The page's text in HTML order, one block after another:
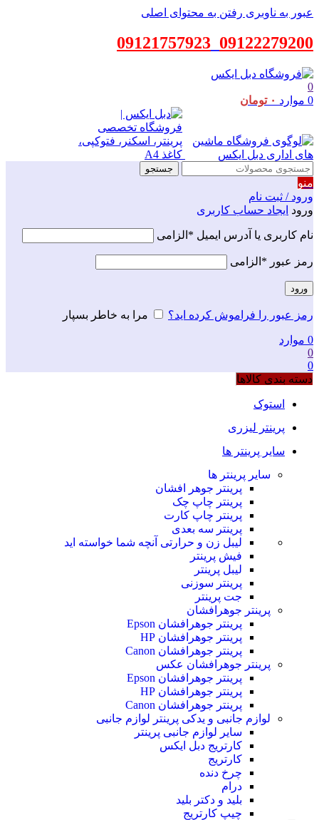
عبور به ناوبری رفتن به محتوای اصلی
09122279200
09121757923
0
0 موارد ۰ تومان
جستجو
منو
ورود / ثبت نام
ورود ایجاد حساب کاربری
نام کاربری یا آدرس ایمیل * الزامی
رمز عبور * الزامی
ورود
رمز عبور را فراموش کرده اید؟ مرا به خاطر بسپار
0 موارد
0
0
دسته بندی کالاها
استوک
پرینتر لیزری
سایر پرینتر ها
سایر پرینتر ها
پرینتر جوهر افشان
پرینتر چاپ چک
پرینتر چاپ کارت
پرینتر سه بعدی
لیبل زن و حرارتی آنچه شما خواسته اید
فیش پرینتر
لیبل پرینتر
پرینتر سوزنی
جت پرینتر
پرینتر جوهرافشان
پرینتر جوهرافشان Epson
پرینتر جوهرافشان HP
پرینتر جوهرافشان Canon
پرینتر جوهرافشان عکس
پرینتر جوهرافشان Epson
پرینتر جوهرافشان HP
پرینتر جوهرافشان Canon
لوازم جانبی و یدکی پرینتر لوازم جانبی
سایر لوازم جانبی پرینتر
کارتریج دبل ایکس
کارتریج
چرخ دنده
درام
بلید و دکتر بلید
چیپ کارتریج